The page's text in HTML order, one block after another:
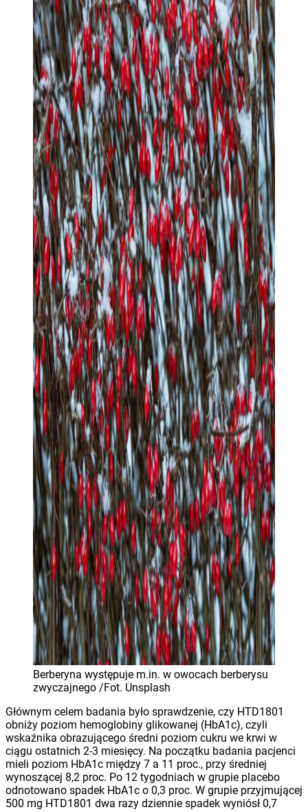
Berberyna występuje m.in. w owocach berberysu
zwyczajnego /Fot. Unsplash
Głównym celem badania było sprawdzenie, czy HTD1801
obniży poziom hemoglobiny glikowanej (HbA1c), czyli
wskaźnika obrazującego średni poziom cukru we krwi w
ciągu ostatnich 2-3 miesięcy. Na początku badania pacjenci
mieli poziom HbA1c między 7 a 11 proc., przy średniej
wynoszącej 8,2 proc. Po 12 tygodniach w grupie placebo
odnotowano spadek HbA1c o 0,3 proc. W grupie przyjmującej
500 mg HTD1801 dwa razy dziennie spadek wyniósł 0,7